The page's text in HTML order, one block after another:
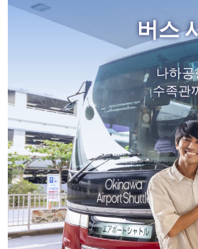
버스
나하
수족관